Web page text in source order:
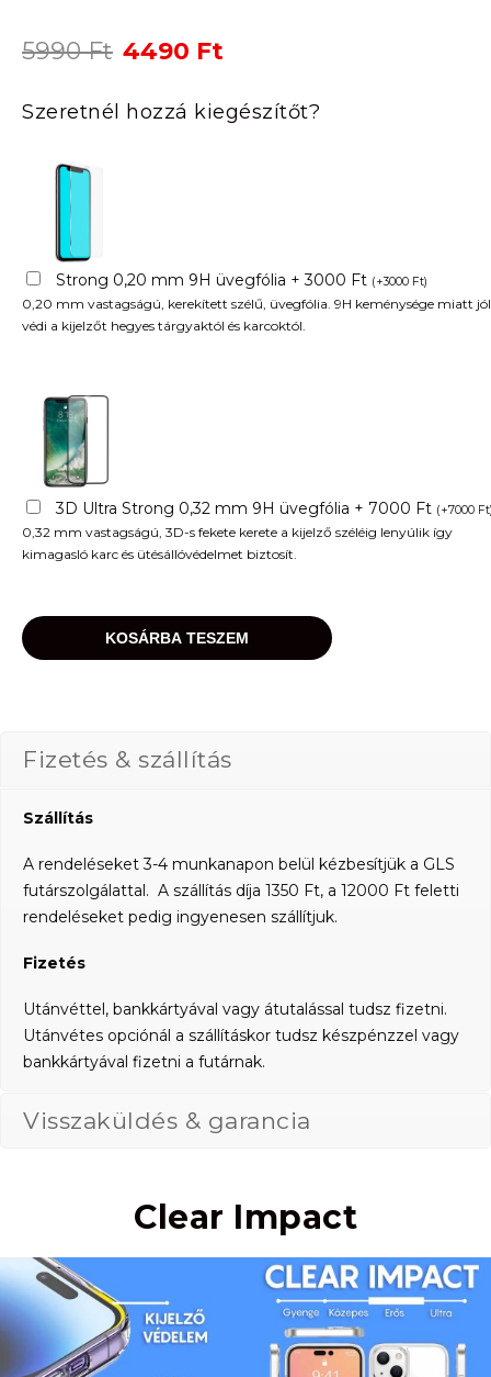
5990Ft Original
was:
5990 Ft.
4490 Ft
is:
4490 Ft.
Szeretnél hozzá kiegészítőt?
Strong 0,20 mm 9H üvegfólia + 3000 Ft (+3000 Ft)
0,20 mm vastagságú, kerekített szélű, üvegfólia. 9H keménysége miatt jól
védi a kijelzőt hegyes tárgyaktól és karcoktól.
3D Ultra Strong 0,32 mm 9H üvegfólia + 7000 Ft (+7000 Ft
0,32 mm vastagságú, 3D-s fekete kerete a kijelző széléig lenyúlik így
kimagasló karc és ütésállóvédelmet biztosít.
KOSÁRBA TESZEM
Fizetés & szállítás
Szállítás
A rendeléseket 3-4 munkanapon belül kézbesítjük a GLS
futárszolgálattal. A szállítás díja 1350 Ft, a 12000 Ft feletti
rendeléseket pedig ingyenesen szállítjuk.
Fizetés
Utánvéttel, bankkártyával vagy átutalással tudsz fizetni.
Utánvétes opciónál a szállításkor tudsz készpénzzel vagy
bankkártyával fizetni a futárnak.
Visszaküldés & garancia
Clear Impact